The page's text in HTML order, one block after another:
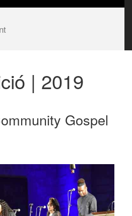
| 2019
Gospel